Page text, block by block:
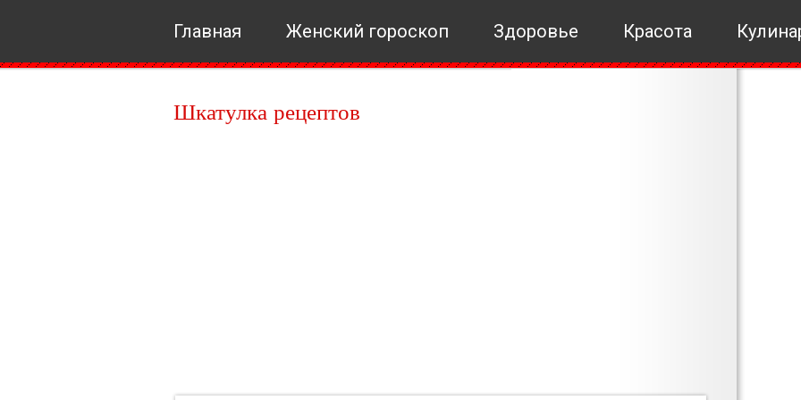
Главная Женский гороскоп Здоровье Красота
Шкатулка рецептов